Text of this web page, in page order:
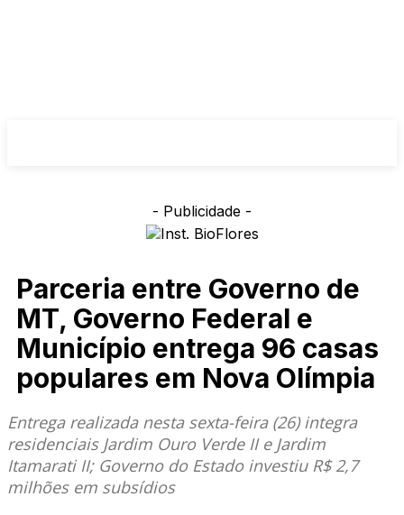
- Publicidade -
Parceria entre Governo de
MT, Governo Federal e
Município entrega 96 casas
populares em Nova Olímpia
Entrega realizada nesta sexta-feira (26) integra
residenciais Jardim Ouro Verde II e Jardim
Itamarati II; Governo do Estado investiu R$ 2,7
milhões em subsídios